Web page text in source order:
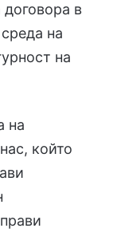
договора в
на
на
на
който